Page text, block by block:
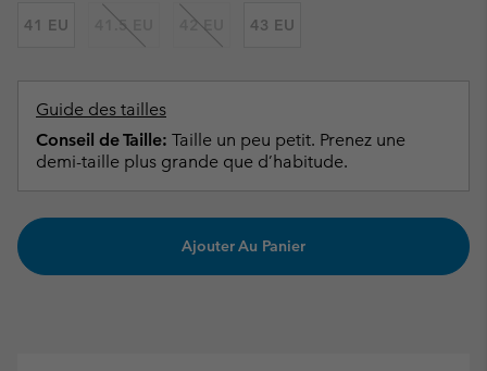
41 EU 41.5 EU 42 EU 43 EU
Guide des tailles
Conseil de Taille: Taille un peu petit. Prenez une
demi-taille plus grande que d’habitude.
Ajouter Au Panier